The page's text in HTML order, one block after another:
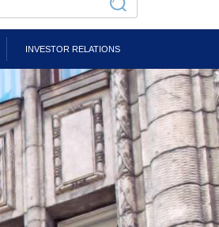
INVESTOR RELATIONS